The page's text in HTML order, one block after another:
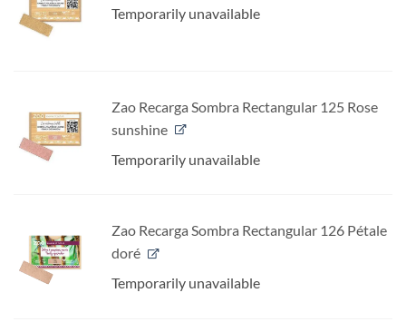
Temporarily unavailable
Zao Recarga Sombra Rectangular 125 Rose
sunshine
Temporarily unavailable
Zao Recarga Sombra Rectangular 126 Pétale
doré
Temporarily unavailable